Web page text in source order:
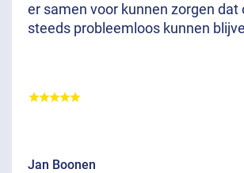
er samen voor kunnen zorgen dat
steeds probleemloos kunnen
Jan Boonen